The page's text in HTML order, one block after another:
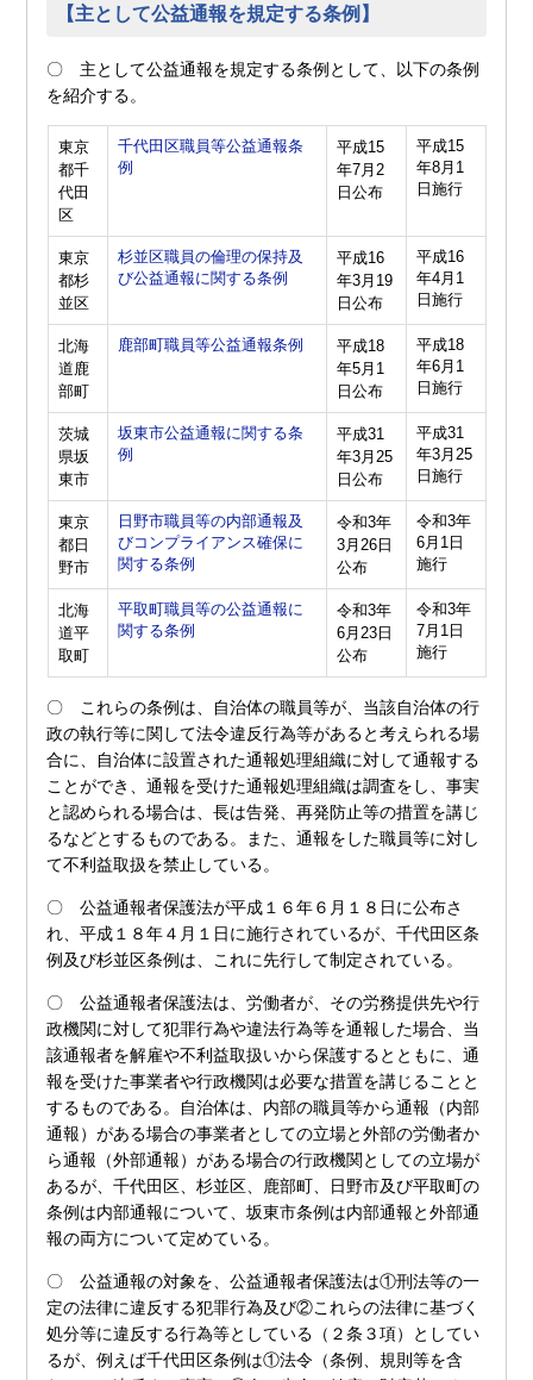
【主として公益通報を規定する条例】
〇 主として公益通報を規定する条例として、以下の条例
を紹介する。
東京
都千
代田
区
千代田区職員等公益通報条
例
平成15
年7月2
日公布
平成15
年8月1
日施行
東京
都杉
並区
杉並区職員の倫理の保持及
び公益通報に関する条例
平成16
年3月19
日公布
平成16
年4月1
日施行
北海
道鹿
部町
鹿部町職員等公益通報条例
平成18
年5月1
日公布
平成18
年6月1
日施行
茨城
県坂
東市
坂東市公益通報に関する条
例
平成31
年3月25
日公布
平成31
年3月25
日施行
東京
都日
野市
日野市職員等の内部通報及
びコンプライアンス確保に
関する条例
令和3年
3月26日
公布
令和3年
6月1日
施行
北海
道平
取町
平取町職員等の公益通報に
関する条例
令和3年
6月23日
公布
令和3年
7月1日
施行
〇 これらの条例は、自治体の職員等が、当該自治体の行
政の執行等に関して法令違反行為等があると考えられる場
合に、自治体に設置された通報処理組織に対して通報する
ことができ、通報を受けた通報処理組織は調査をし、事実
と認められる場合は、長は告発、再発防止等の措置を講じ
るなどとするものである。また、通報をした職員等に対し
て不利益取扱を禁止している。
〇 公益通報者保護法が平成１６年６月１８日に公布さ
れ、平成１８年４月１日に施行されているが、千代田区条
例及び杉並区条例は、これに先行して制定されている。
〇 公益通報者保護法は、労働者が、その労務提供先や行
政機関に対して犯罪行為や違法行為等を通報した場合、当
該通報者を解雇や不利益取扱いから保護するとともに、通
報を受けた事業者や行政機関は必要な措置を講じることと
するものである。自治体は、内部の職員等から通報（内部
通報）がある場合の事業者としての立場と外部の労働者か
ら通報（外部通報）がある場合の行政機関としての立場が
あるが、千代田区、杉並区、鹿部町、日野市及び平取町の
条例は内部通報について、坂東市条例は内部通報と外部通
報の両方について定めている。
〇 公益通報の対象を、公益通報者保護法は①刑法等の一
定の法律に違反する犯罪行為及び②これらの法律に基づく
処分等に違反する行為等としている（２条３項）としてい
るが、例えば千代田区条例は①法令（条例、規則等を含